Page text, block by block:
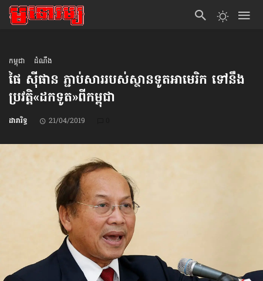
កម្ពុជា ដំណឹង
ផៃ ស៊ីផាន ភ្ជាប់សារ​របស់​ស្ថានទូត​អាមេរិក ទៅនឹង​
ប្រវត្តិ​«ដកទូត»​ពីកម្ពុជា
ដារារិទ្ធ 21/04/2019